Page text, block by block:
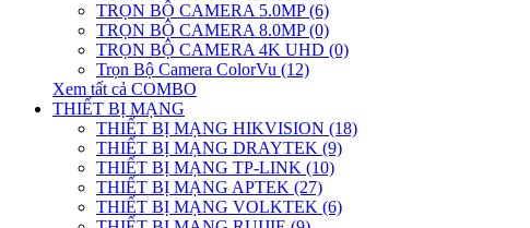
TRỌN BỘ CAMERA 5.0MP (6)
TRỌN BỘ CAMERA 8.0MP (0)
TRỌN BỘ CAMERA 4K UHD (0)
Trọn Bộ Camera ColorVu (12)
Xem tất cả COMBO
THIẾT BỊ MẠNG
THIẾT BỊ MẠNG HIKVISION (18)
THIẾT BỊ MẠNG DRAYTEK (9)
THIẾT BỊ MẠNG TP-LINK (10)
THIẾT BỊ MẠNG APTEK (27)
THIẾT BỊ MẠNG VOLKTEK (6)